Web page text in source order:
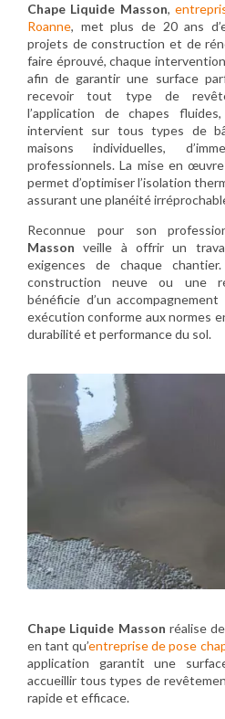
Chape Liquide Masson,
Roanne, met plus de 20 ans
projets de construction et de
faire éprouvé, chaque
afin de garantir une surface
recevoir tout type de
l’application de chapes fluides,
intervient sur tous types de
maisons individuelles,
professionnels. La mise en
permet d’optimiser l’isolation
assurant une planéité
Reconnue pour son
Masson veille à offrir un
exigences de chaque
construction neuve ou une
bénéficie d’un
exécution conforme aux normes
durabilité et performance du sol.
Chape Liquide Masson réalise
en tant qu’entreprise de pose
application garantit une
accueillir tous types de
rapide et efficace.